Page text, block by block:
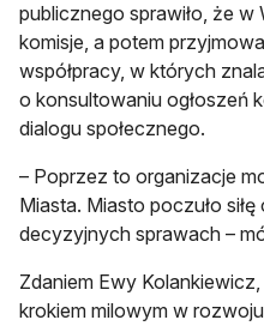
publicznego sprawiło, że w
komisje, a potem
współpracy, w których
o konsultowaniu ogłoszeń
dialogu społecznego.
– Poprzez to organizacje
Miasta. Miasto poczuło siłę
decyzyjnych sprawach –
Zdaniem Ewy
krokiem milowym w